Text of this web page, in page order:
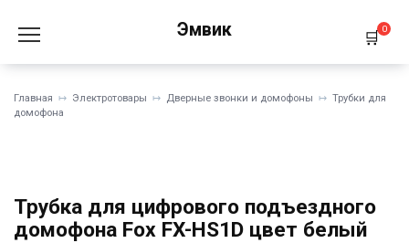
содержанию
Эмвик 0
Главная Электротовары Дверные звонки и домофоны
Трубки для
домофона
Трубка для цифрового подъездного
домофона Fox FX-HS1D цвет белый